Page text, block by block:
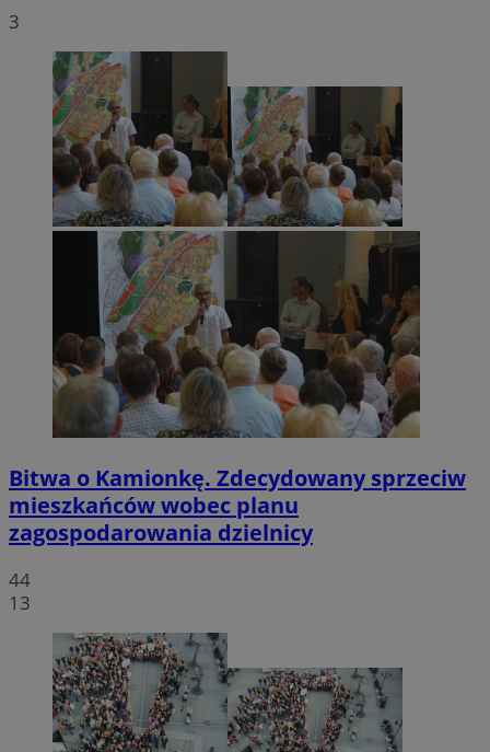
3
Bitwa o Kamionkę. Zdecydowany sprzeciw
mieszkańców wobec planu
zagospodarowania dzielnicy
44
13